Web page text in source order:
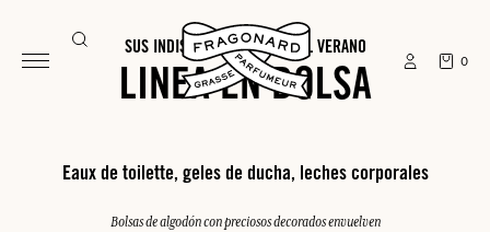
0
SUS INDISPENSABLES PARA EL VERANO
LINEA EN BOLSA
Eaux de toilette, geles de ducha, leches corporales
Bolsas de algodón con preciosos decorados envuelven